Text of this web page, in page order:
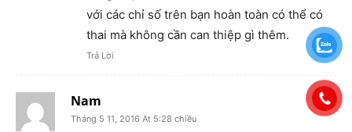
với các chỉ số trên bạn hoàn toàn có thể có
thai mà không cần can thiệp gì thêm.
Trả Lời
Nam
Tháng 5 11, 2016 At 5:28 chiều